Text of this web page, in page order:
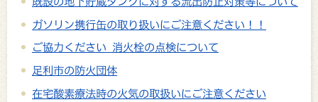
ガソリン携行缶の取り扱いにご注意ください！！
ご協力ください 消火栓の点検について
足利市の防火団体
在宅酸素療法時の火気の取扱いにご注意ください